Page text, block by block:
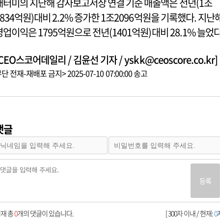
억원)대비 2.2% 증가한 1조2096억원을 기록했다. 지난
업이익은 1795억원으로 전년(1401억원)대비 28.1% 늘었
스코어데일리 / 김윤선 기자 / yskk@ceoscore.co.kr]
전재-재배포 금지> 2025-07-10 07:00:00 송고
글
등록
[ 300자 이내 / 현재:0
총0개의 댓글이 있습니다.